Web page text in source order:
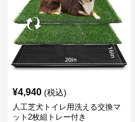
¥4,940 (税込)
人工芝犬トイレ用洗える交換マ
ット2枚組トレー付き